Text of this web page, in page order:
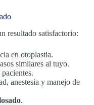
resultado satisfactorio:
en otoplastia.
similares al tuyo.
anestesia y manejo de
.